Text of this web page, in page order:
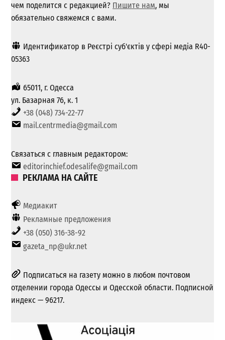
чем поделится с редакцией? Пишите нам, мы
обязательно свяжемся с вами.
Идентификатор в Реєстрі суб'єктів у сфері медіа R40-
05363
65011, г. Одесса
ул. Базарная 76, к. 1
+38 (048) 734-22-77
mail.centrmedia@gmail.com
Связаться с главным редактором:
editorinchief.odesalife@gmail.com
РЕКЛАМА НА САЙТЕ
Медиакит
Рекламные предложения
+38 (050) 316-38-92
gazeta_np@ukr.net
Подписаться на газету можно в любом почтовом
отделении города Одессы и Одесской области. Подписной
индекс — 96217.